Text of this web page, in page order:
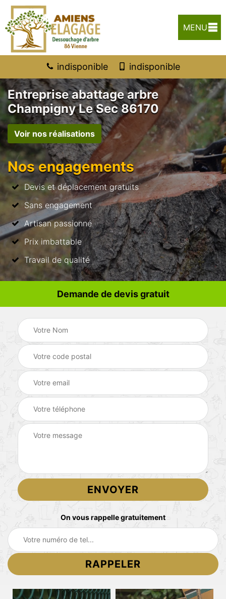
MENU
indisponible indisponible
Entreprise abattage arbre
Champigny Le Sec 86170
Voir nos réalisations
Nos engagements
Devis et déplacement gratuits
Sans engagement
Artisan passionné
Prix imbattable
Travail de qualité
Demande de devis gratuit
On vous rappelle gratuitement